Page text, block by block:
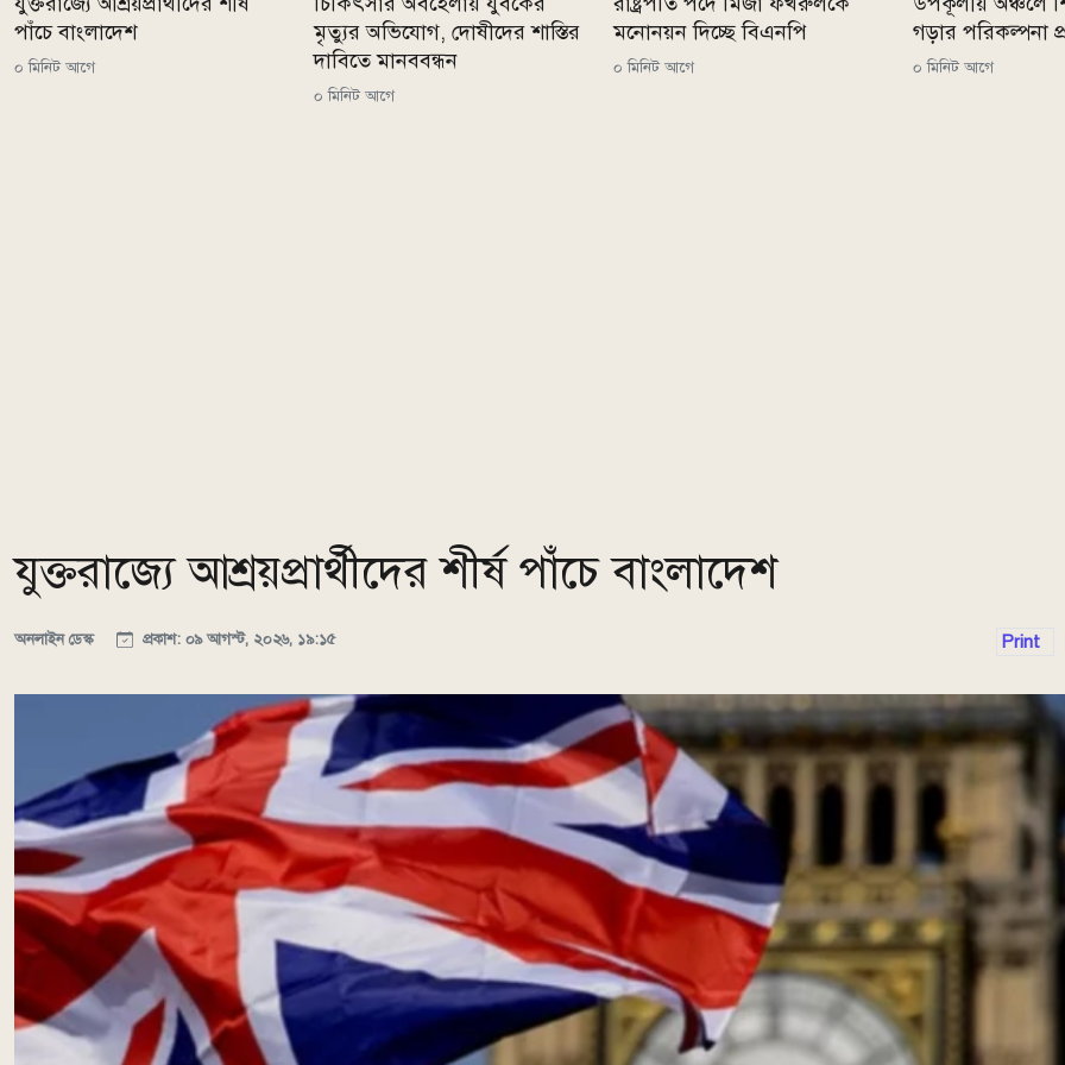
পাঁচে বাংলাদেশ
০ মিনিট আগে
মৃত্যুর অভিযোগ, দোষীদের শাস্তির
দাবিতে মানববন্ধন
০ মিনিট আগে
মনোনয়ন দিচ্ছে বিএনপি
০ মিনিট আগে
গড়ার পরিকল্পনা
০ মিনিট আগে
যুক্তরাজ্যে আশ্রয়প্রার্থীদের শীর্ষ পাঁচে বাংলাদেশ
অনলাইন ডেস্ক প্রকাশ: ০৯ আগস্ট, ২০২৬, ১৯:১৫ Print